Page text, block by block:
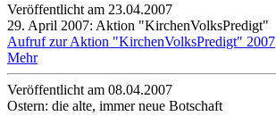
Veröffentlicht am 23­.04.2007
29. April 2007: Aktion "KirchenVolksPredigt"
Aufruf zur Aktion "KirchenVolksPredigt" 2007
Mehr
Veröffentlicht am 08­.04.2007
Ostern: die alte, immer neue Botschaft